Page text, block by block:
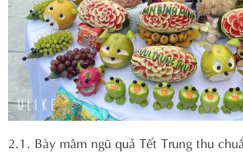
2.1. Bày mâm ngũ quả Tết Trung thu